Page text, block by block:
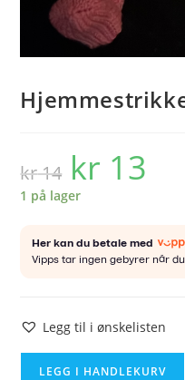
kr14
Opprinnelig
pris
var:
kr 14.
kr 13
1 på lager
Legg til i ønskelisten
LEGG I HANDLEKURV